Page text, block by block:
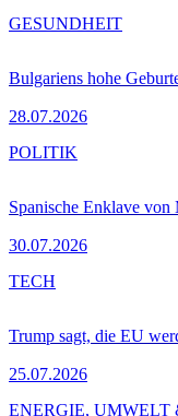
Bulgariens hohe
28.07.2026
GESUNDHEIT
Spanische Enklave von
30.07.2026
POLITIK
Trump sagt, die EU
25.07.2026
TECH
ENERGIE, UMWELT